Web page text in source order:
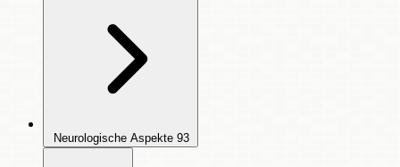
Neurologische Aspekte 93